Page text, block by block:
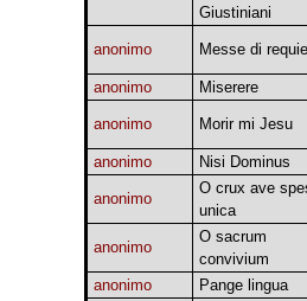
Giustiniani
anonimo Messe di
anonimo Miserere
anonimo Morir mi Jesu
anonimo Nisi Dominus
anonimo
O crux ave
unica
anonimo
O sacrum
convivium
anonimo
Pange lingua